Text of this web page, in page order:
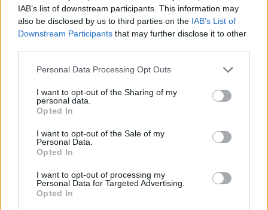
IAB’s list of downstream participants. This information may
also be disclosed by us to third parties on the IAB’s List of
Downstream Participants that may further disclose it to other
Please note that this website/app uses one or more Google
not limited to your visit or usage behaviour. You may click to
grant or deny consent to Google and its third-party tags to
use your data for below specified purposes in below Google
consent section.
Personal Data Processing Opt Outs
I want to opt-out of the Sharing of my
personal data.
Opted In
I want to opt-out of the Sale of my
Personal Data.
Opted In
I want to opt-out of processing my
Personal Data for Targeted Advertising.
Opted In
07:5712.03.24
πολυανθεκτικά μικρόβια: «Χάνουμε ασθενείς
από την έλλειψη αντιβιοτικών»